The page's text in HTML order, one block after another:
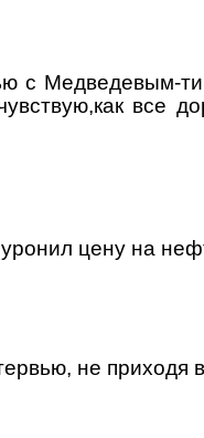
с Медведевым-
все
цену на
не приходя